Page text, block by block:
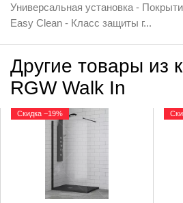
Универсальная установка -
Easy Clean - Класс защиты г...
Другие товары из
RGW Walk In
Скидка −19%